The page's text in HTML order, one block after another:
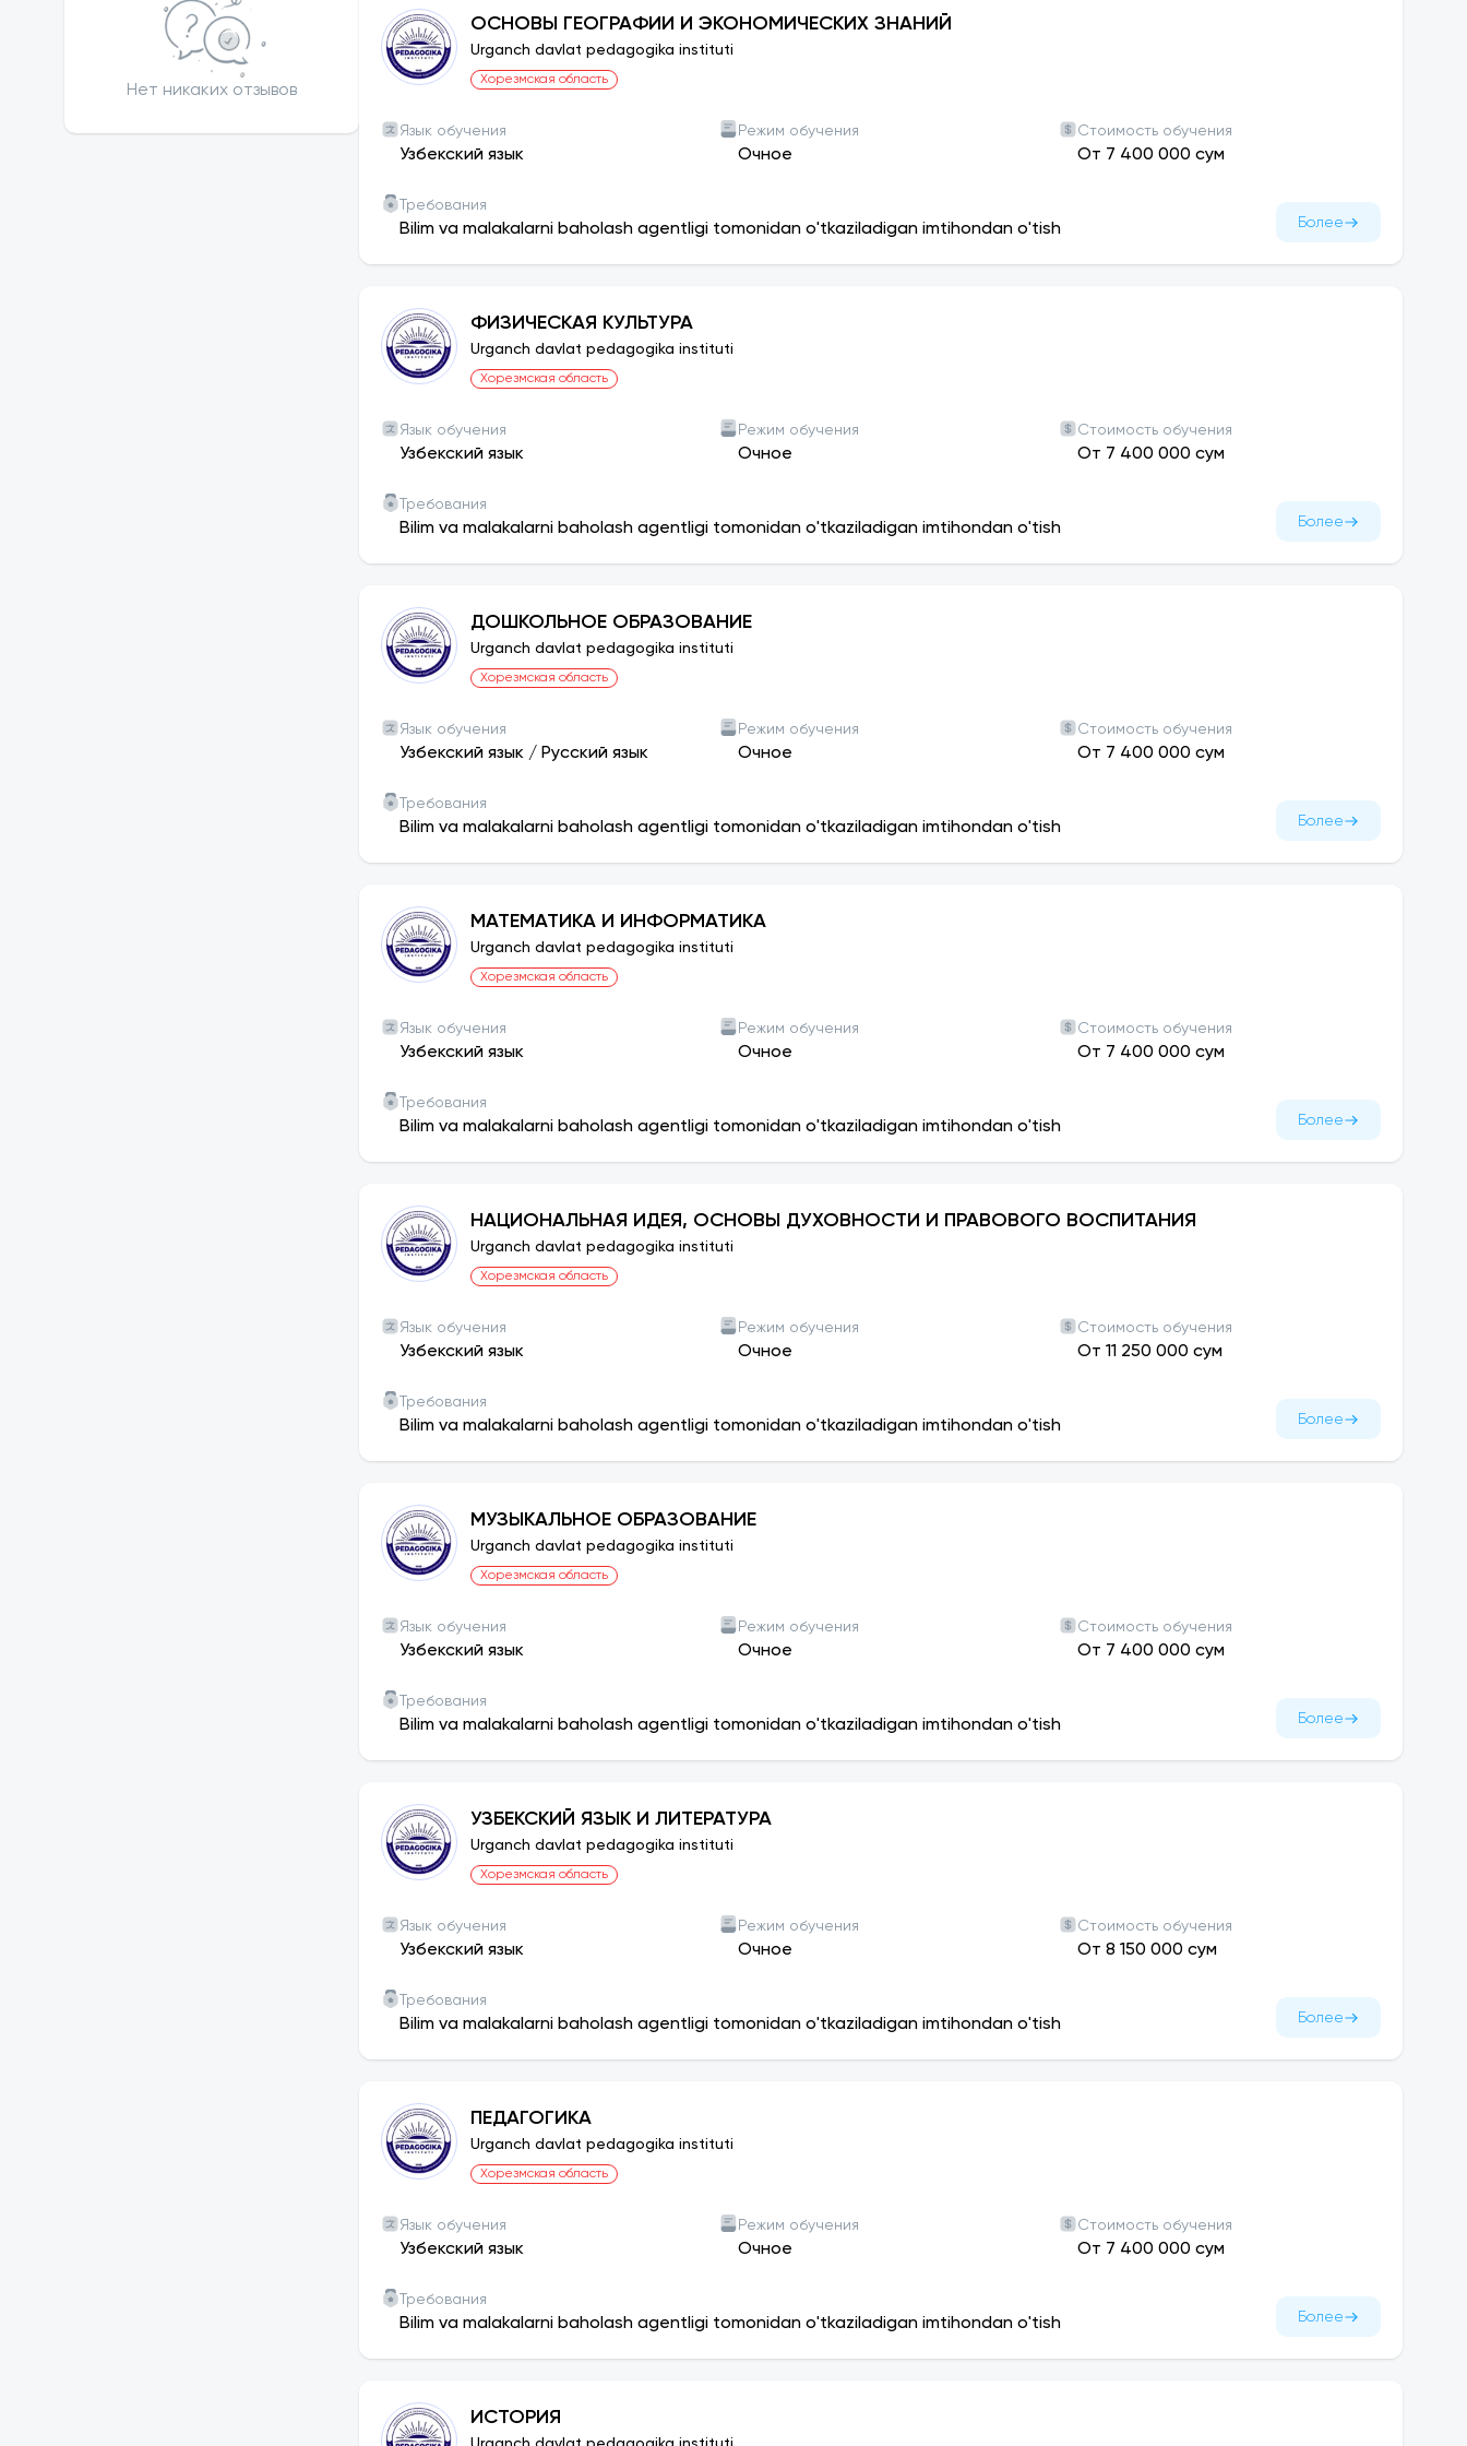
Нет никаких отзывов
ОСНОВЫ ГЕОГРАФИИ И ЭКОНОМИЧЕСКИХ ЗНАНИЙ
Urganch davlat pedagogika instituti
Хорезмская область
Язык обучения
Узбекский язык
Режим обучения
Очное
Стоимость обучения
От 7 400 000 сум
Требования
Bilim va malakalarni baholash agentligi tomonidan o'tkaziladigan imtihondan o'tish Более
ФИЗИЧЕСКАЯ КУЛЬТУРА
Urganch davlat pedagogika instituti
Хорезмская область
Язык обучения
Узбекский язык
Режим обучения
Очное
Стоимость обучения
От 7 400 000 сум
Требования
Bilim va malakalarni baholash agentligi tomonidan o'tkaziladigan imtihondan o'tish Более
ДОШКОЛЬНОЕ ОБРАЗОВАНИЕ
Urganch davlat pedagogika instituti
Хорезмская область
Язык обучения
Узбекский язык / Русский язык
Режим обучения
Очное
Стоимость обучения
От 7 400 000 сум
Требования
Bilim va malakalarni baholash agentligi tomonidan o'tkaziladigan imtihondan o'tish Более
МАТЕМАТИКА И ИНФОРМАТИКА
Urganch davlat pedagogika instituti
Хорезмская область
Язык обучения
Узбекский язык
Режим обучения
Очное
Стоимость обучения
От 7 400 000 сум
Требования
Bilim va malakalarni baholash agentligi tomonidan o'tkaziladigan imtihondan o'tish Более
НАЦИОНАЛЬНАЯ ИДЕЯ, ОСНОВЫ ДУХОВНОСТИ И ПРАВОВОГО ВОСПИТАНИЯ
Urganch davlat pedagogika instituti
Хорезмская область
Язык обучения
Узбекский язык
Режим обучения
Очное
Стоимость обучения
От 11 250 000 сум
Требования
Bilim va malakalarni baholash agentligi tomonidan o'tkaziladigan imtihondan o'tish Более
МУЗЫКАЛЬНОЕ ОБРАЗОВАНИЕ
Urganch davlat pedagogika instituti
Хорезмская область
Язык обучения
Узбекский язык
Режим обучения
Очное
Стоимость обучения
От 7 400 000 сум
Требования
Bilim va malakalarni baholash agentligi tomonidan o'tkaziladigan imtihondan o'tish Более
УЗБЕКСКИЙ ЯЗЫК И ЛИТЕРАТУРА
Urganch davlat pedagogika instituti
Хорезмская область
Язык обучения
Узбекский язык
Режим обучения
Очное
Стоимость обучения
От 8 150 000 сум
Требования
Bilim va malakalarni baholash agentligi tomonidan o'tkaziladigan imtihondan o'tish Более
ПЕДАГОГИКА
Urganch davlat pedagogika instituti
Хорезмская область
Язык обучения
Узбекский язык
Режим обучения
Очное
Стоимость обучения
От 7 400 000 сум
Требования
Bilim va malakalarni baholash agentligi tomonidan o'tkaziladigan imtihondan o'tish Более
ИСТОРИЯ